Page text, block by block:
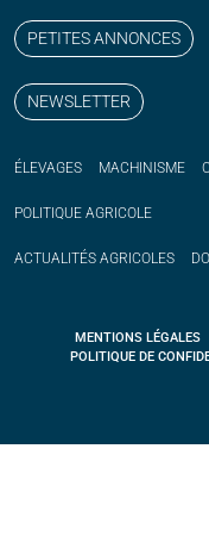
PETITES ANNONCES
NEWSLETTER
ÉLEVAGES MACHINISME
POLITIQUE AGRICOLE
ACTUALITÉS AGRICOLES
MENTIONS LÉGALES
POLITIQUE DE